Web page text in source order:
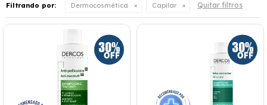
Filtrando por: Dermocosmética Capilar Quitar filtros